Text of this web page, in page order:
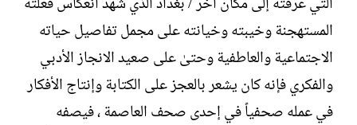
المستهجنة وخيبته وخيانته على مجمل تفاصيل حياته
الاجتماعية والعاطفية وحتىٰ على صعيد الانجاز الأدبي
والفكري فإنه كان يشعر بالعجز على الكتابة وإنتاج الأفكار
في عمله صحفياً في إحدى صحف العاصمة ، فيصفه